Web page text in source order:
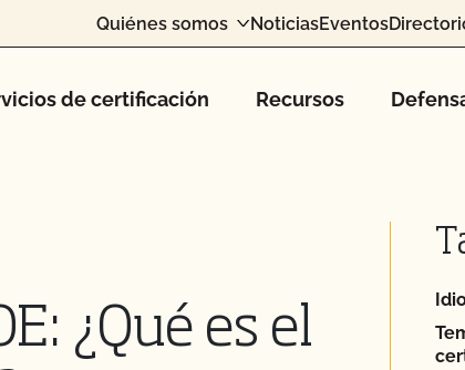
Quiénes somos NoticiasEventos
de certificación Recursos
¿Qué es el